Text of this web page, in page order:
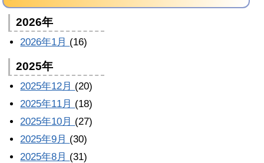
2026年
2026年1月 (16)
2025年
2025年12月 (20)
2025年11月 (18)
2025年10月 (27)
2025年9月 (30)
2025年8月 (31)